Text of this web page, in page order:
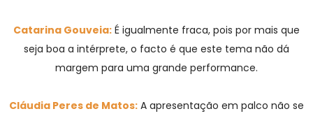
Catarina Gouveia: É igualmente fraca, pois por mais que
seja boa a intérprete, o facto é que este tema não dá
margem para uma grande performance.
Cláudia Peres de Matos: A apresentação em palco não se